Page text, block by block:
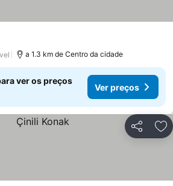
a 1.3 km de Centro da cidade
ver os preços
Ver preços
Partilhar